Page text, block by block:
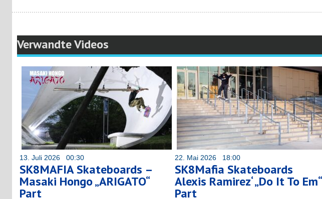
Verwandte Videos
13. Juli 2026 00:30
SK8MAFIA Skateboards –
Masaki Hongo „ARIGATO“
Part
22. Mai 2026 18:00
SK8Mafia Skateboards
Alexis Ramirez‘ „Do It To Em“
Part